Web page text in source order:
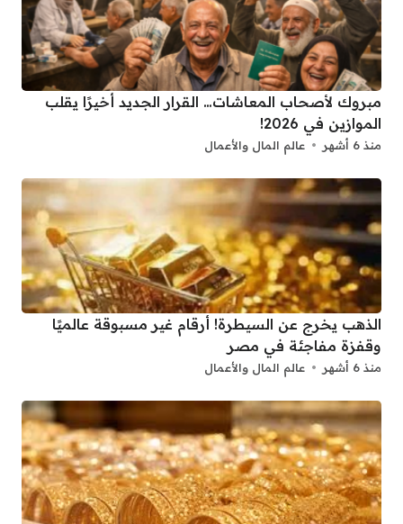
مبروك لأصحاب المعاشات… القرار الجديد أخيرًا يقلب
الموازين في 2026!
منذ 6 أشهر عالم المال والأعمال
الذهب يخرج عن السيطرة! أرقام غير مسبوقة عالميًا
وقفزة مفاجئة في مصر
منذ 6 أشهر عالم المال والأعمال